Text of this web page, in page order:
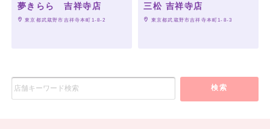
夢きらら 吉祥寺店
東京都武蔵野市吉祥寺本町1-8-2
三松 吉祥寺店
東京都武蔵野市吉祥寺本町1-8-3
検索